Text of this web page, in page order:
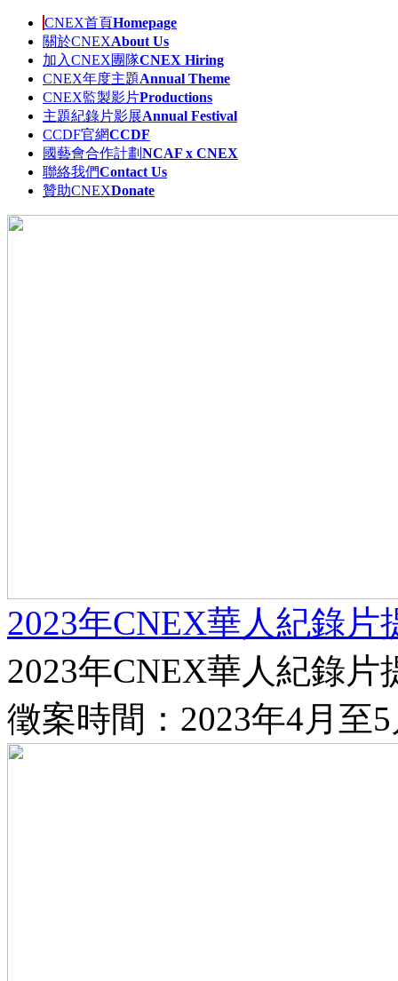
CNEX首頁Homepage
關於CNEXAbout Us
加入CNEX團隊CNEX Hiring
CNEX年度主題Annual Theme
CNEX監製影片Productions
主題紀錄片影展Annual Festival
CCDF官網CCDF
國藝會合作計劃NCAF x CNEX
聯絡我們Contact Us
贊助CNEXDonate
2023年CNEX華人紀錄片
2023年CNEX華人紀錄片
徵案時間：2023年4月至